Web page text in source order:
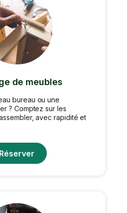
de meubles
bureau ou une
? Comptez sur les
avec rapidité et
Réserver